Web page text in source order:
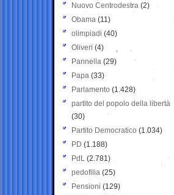
Nuovo Centrodestra (2)
Obama (11)
olimpiadi (40)
Oliveri (4)
Pannella (29)
Papa (33)
Parlamento (1.428)
partito del popolo della libertà
(30)
Partito Democratico (1.034)
PD (1.188)
PdL (2.781)
pedofilia (25)
Pensioni (129)